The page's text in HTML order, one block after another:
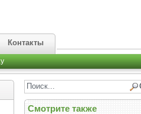
Контакты
Смотрите также